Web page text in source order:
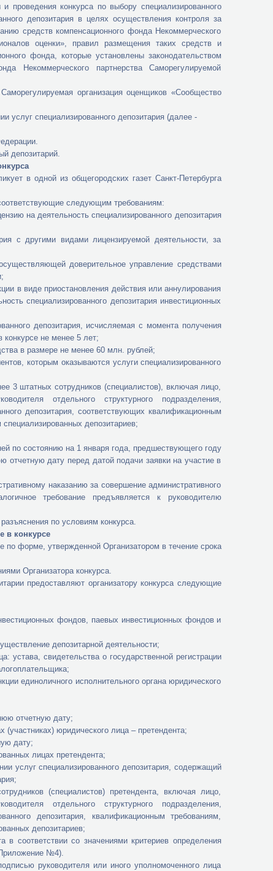
конкурса по выбору специализированного
депозитария в целях осуществления контроля за
средств компенсационного фонда Некоммерческого
оценки», правил размещения таких средств и
фонда, которые установлены законодательством
Некоммерческого партнерства Саморегулируемой
организация оценщиков «Сообщество
специализированного депозитария (далее -
депозитарий.
в одной из общегородских газет Санкт-Петербурга
следующим требованиям:
на деятельность специализированного депозитария
видами лицензируемой деятельности, за
доверительное управление средствами
виде приостановления действия или аннулирования
специализированного депозитария инвестиционных
депозитария, исчисляемая с момента получения
конкурсе не менее 5 лет;
в размере не менее 60 млн. рублей;
которым оказываются услуги специализированного
сотрудников (специалистов), включая лицо,
отдельного структурного подразделения,
депозитария, соответствующих квалификационным
депозитариев;
состоянию на 1 января года, предшествующего году
отчетную дату перед датой подачи заявки на участие в
наказанию за совершение административного
требование предъявляется к руководителю
по условиям конкурса.
в конкурсе
форме, утвержденной Организатором в течение срока
Организатора конкурса.
предоставляют организатору конкурса следующие
фондов, паевых инвестиционных фондов и
депозитарной деятельности;
свидетельства о государственной регистрации
исполнительного органа юридического
отчетную дату;
юридического лица – претендента;
дату;
лицах претендента;
специализированного депозитария, содержащий
(специалистов) претендента, включая лицо,
отдельного структурного подразделения,
депозитария, квалификационным требованиям,
депозитариев;
со значениями критериев определения
№4).
руководителя или иного уполномоченного лица